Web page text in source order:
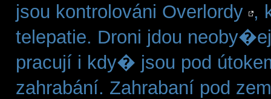
jsou kontrolováni Overlordy ,
telepatie. Droni jdou
pracují i kdy� jsou pod
zahrabání. Zahrabaní pod